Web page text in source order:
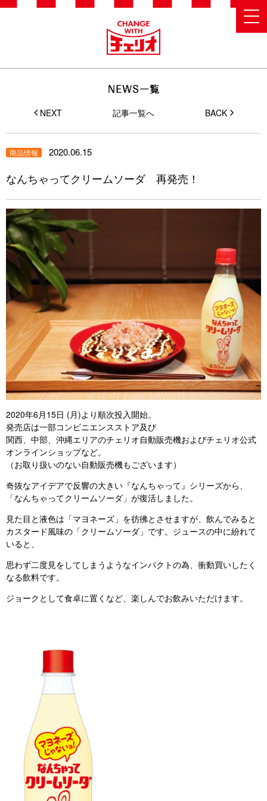
NEXT 記事一覧へ BACK
商品情報 2020.06.15
なんちゃってクリームソーダ 再発売！
2020年6月15日 (月)より順次投入開始。
発売店は一部コンビニエンスストア及び
関西、中部、沖縄エリアのチェリオ自動販売機およびチェリオ公式
オンラインショップなど。
（お取り扱いのない自動販売機もございます）
奇抜なアイデアで反響の大きい『なんちゃって』シリーズから、
「なんちゃってクリームソーダ」が復活しました。
見た目と液色は「マヨネーズ」を彷彿とさせますが、飲んでみると
カスタード風味の「クリームソーダ」です。ジュースの中に紛れて
いると、
思わず二度見をしてしまうようなインパクトの為、衝動買いしたく
なる飲料です。
ジョークとして食卓に置くなど、楽しんでお飲みいただけます。